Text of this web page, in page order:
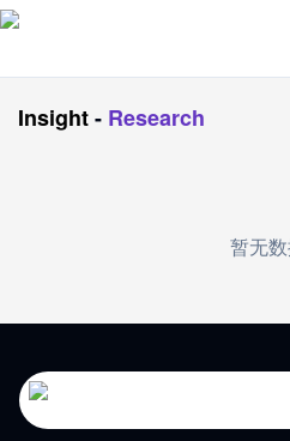
Insight- Research
暂无